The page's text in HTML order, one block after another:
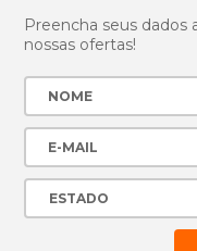
Preencha seus dados
nossas ofertas!